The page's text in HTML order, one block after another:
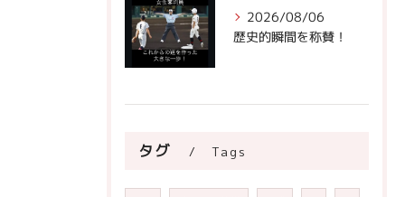
2026/08/06
歴史的瞬間を称賛！
タグ Tags